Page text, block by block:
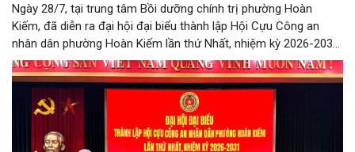
Ngày 28/7, tại trung tâm Bồi dưỡng chính trị phường Hoàn
Kiếm, đã diễn ra đại hội đại biểu thành lập Hội Cựu Công an
nhân dân phường Hoàn Kiếm lần thứ Nhất, nhiệm kỳ 2026-2031,
đánh dấu bước kiện toàn tổ chức, phát huy vai trò của lực
lượng cựu Công an nhân dân trong tham gia giữ gìn an ninh trật
tự và xây dựng địa phương.